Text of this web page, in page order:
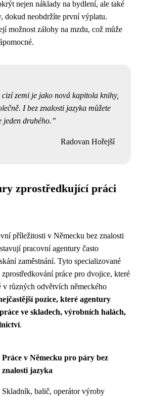
nejen náklady na bydlení, ale také
dokud neobdržíte první výplatu.
možnost zálohy na mzdu, což může
zemi je jako nová kapitola knihy,
I bez znalosti jazyka můžete
jeden druhého.
Radovan Hořejší
zprostředkující práci
příležitosti v Německu bez znalosti
pracovní agentury často
zaměstnání. Tyto specializované
práce pro dvojice, které
v různých odvětvích německého
pozice, které agentury
ve skladech, výrobních halách,
.
Práce v Německu pro páry bez
znalosti jazyka
Skladník, balič, operátor výroby